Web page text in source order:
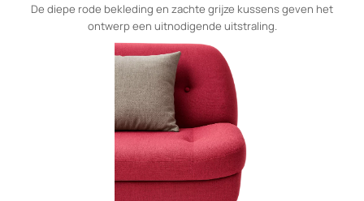
De diepe rode bekleding en zachte grijze kussens geven het
ontwerp een uitnodigende uitstraling.